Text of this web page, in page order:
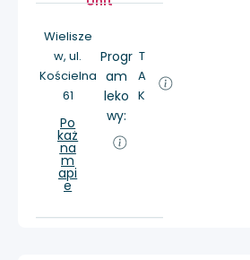
Wielisze
w, ul.
Kościelna
61
Po
każ
na
m
api
e
Progr
am
leko
wy:
T
A
K